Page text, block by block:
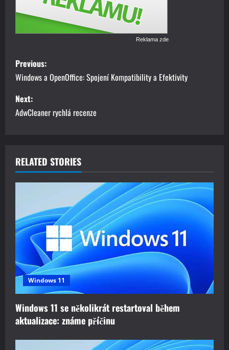
Reklama zde
P
o
s
t
a
v
g
t
i
o
n
Previous:
Windows a OpenOffice: Spojení Kompatibility a Efektivity
Next:
AdwCleaner rychlá recenze
RELATED STORIES
Windows 11
Windows 11 se několikrát restartoval během
aktualizace: známe příčinu